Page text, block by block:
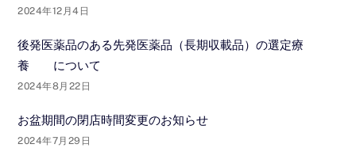
2024年12月4日
後発医薬品のある先発医薬品（長期収載品）の選定療
養 について
2024年8月22日
お盆期間の閉店時間変更のお知らせ
2024年7月29日